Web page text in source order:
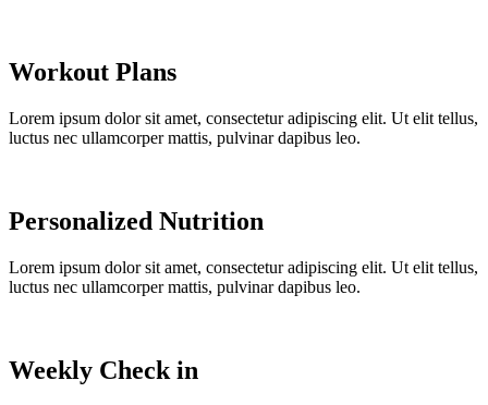
Workout Plans
Lorem ipsum dolor sit amet, consectetur adipiscing elit. Ut elit tellus,
luctus nec ullamcorper mattis, pulvinar dapibus leo.
Personalized Nutrition
Lorem ipsum dolor sit amet, consectetur adipiscing elit. Ut elit tellus,
luctus nec ullamcorper mattis, pulvinar dapibus leo.
Weekly Check in